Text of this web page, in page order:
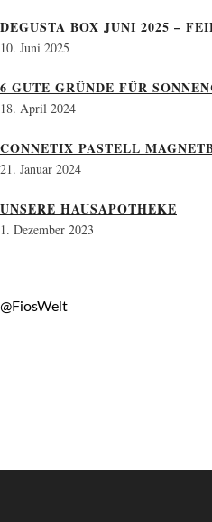
DEGUSTA BOX JUNI 2025 –
10. Juni 2025
6 GUTE GRÜNDE FÜR
18. April 2024
CONNETIX PASTELL
21. Januar 2024
UNSERE HAUSAPOTHEKE
1. Dezember 2023
@FiosWelt